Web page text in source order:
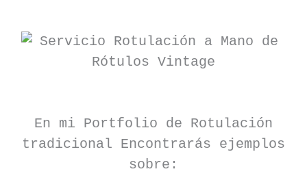
En mi Portfolio de Rotulación
tradicional Encontrarás ejemplos
sobre: